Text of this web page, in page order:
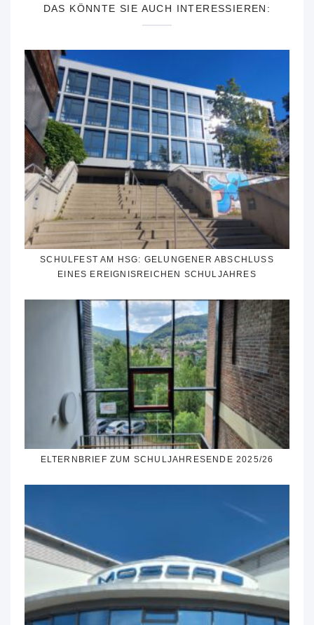
DAS KÖNNTE SIE AUCH INTERESSIEREN:
SCHULFEST AM HSG: GELUNGENER ABSCHLUSS
EINES EREIGNISREICHEN SCHULJAHRES
ELTERNBRIEF ZUM SCHULJAHRESENDE 2025/26